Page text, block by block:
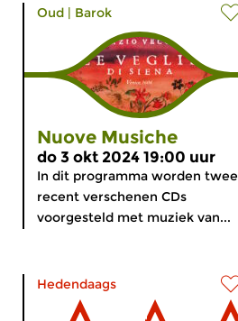
Oud | Barok
Nuove Musiche
do 3 okt 2024 19:00 uur
In dit programma worden twee
recent verschenen CDs
voorgesteld met muziek van...
Hedendaags